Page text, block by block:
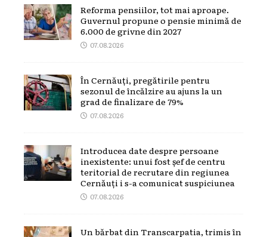
Reforma pensiilor, tot mai aproape.
Guvernul propune o pensie minimă de
6.000 de grivne din 2027
07.08.2026
În Cernăuți, pregătirile pentru
sezonul de încălzire au ajuns la un
grad de finalizare de 79%
07.08.2026
Introducea date despre persoane
inexistente: unui fost șef de centru
teritorial de recrutare din regiunea
Cernăuți i s-a comunicat suspiciunea
07.08.2026
Un bărbat din Transcarpatia, trimis în